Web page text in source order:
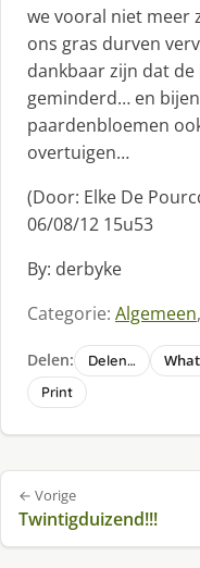
we vooral niet meer
ons gras durven
dankbaar zijn dat
geminderd… en
paardenbloemen
overtuigen…
(Door: Elke De
06/08/12 15u53
By: derbyke
Categorie: Algemeen,
Delen: Delen…
Print
Bericht
navigatie
← Vorige
Twintigduizend!!!